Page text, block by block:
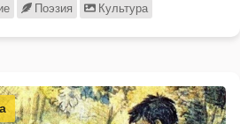
Поэзия Культура